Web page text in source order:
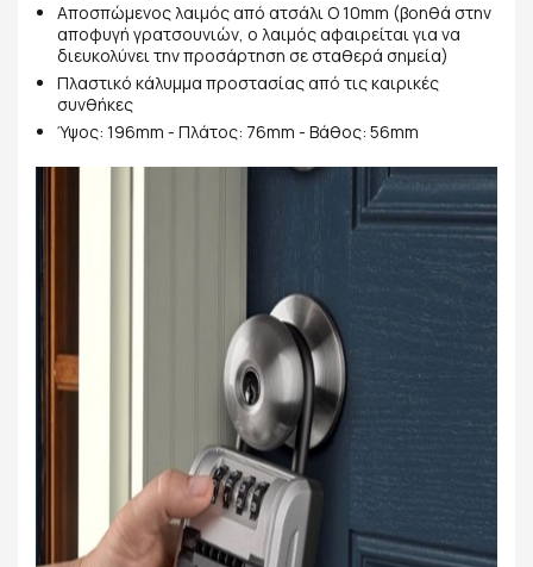
Αποσπώμενος λαιμός από ατσάλι O 10mm (βοηθά στην
αποφυγή γρατσουνιών, ο λαιμός αφαιρείται για να
διευκολύνει την προσάρτηση σε σταθερά σημεία)
Πλαστικό κάλυμμα προστασίας από τις καιρικές
συνθήκες
Ύψος: 196mm - Πλάτος: 76mm - Βάθος: 56mm